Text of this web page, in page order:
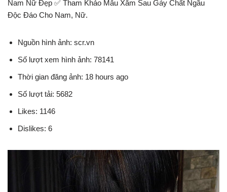
Nam Nữ Đẹp ✅ Tham Khảo Mẫu Xăm Sau Gáy Chất Ngầu
Độc Đáo Cho Nam, Nữ.
Nguồn hình ảnh: scr.vn
Số lượt xem hình ảnh: 78141
Thời gian đăng ảnh: 18 hours ago
Số lượt tải: 5682
Likes: 1146
Dislikes: 6